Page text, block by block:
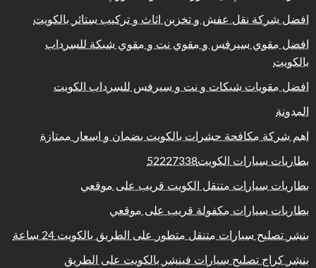
افضل شركة نقل عفش و تخزين اثاث و تركيب ستائر بالكويت
افضل مقوي سيرفس و مقوي نت و مقوي شبكة للسرداب
بالكويت
افضل مقويات شبكات و نت و سيرفس للسرداب الكويت
المدونة
اهم شركة مكافحة حشرات بالكويت بضمان و اسعار ممتازة
بطاريات سيارات الكويت52227338
بطاريات سيارات متنقل الكويت قريب على موقعي
بطاريات سيارات مكفولة قريب على موقعي
بنشر تصليح سيارات متنقل متطور على الطريق بالكويت 24 ساعة
بنشر كراج تصليح سيارات فينشر بالكويت على الطريق